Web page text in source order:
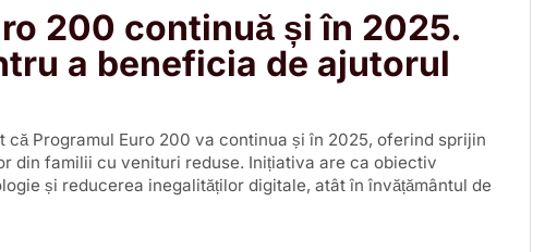
200 continuă și în 2025.
a beneficia de ajutorul
că Programul Euro 200 va continua și în 2025, oferind sprijin
din familii cu venituri reduse. Inițiativa are ca obiectiv
și reducerea inegalităților digitale, atât în învățământul de